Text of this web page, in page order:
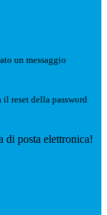
un messaggio
reset della password
di posta elettronica!